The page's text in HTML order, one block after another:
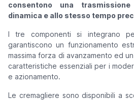
consentono una
dinamica e allo stesso tempo
I tre componenti si integrano
garantiscono un funzionamento
massima forza di avanzamento ed
caratteristiche essenziali per i
e azionamento.
Le cremagliere sono disponibili a